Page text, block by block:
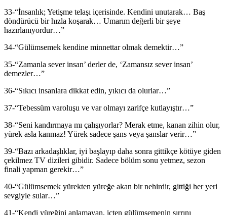
33-“İnsanlık; Yetişme telaşı içerisinde. Kendini unutarak… Baş
döndürücü bir hızla koşarak… Umarım değerli bir şeye
hazırlanıyordur…”
34-“Gülümsemek kendine minnettar olmak demektir…”
35-“Zamanla sever insan’ derler de, ‘Zamansız sever insan’
demezler…”
36-“Sıkıcı insanlara dikkat edin, yıkıcı da olurlar…”
37-“Tebessüm varoluşu ve var olmayı zarifçe kutlayıştır…”
38-“Seni kandırmaya mı çalışıyorlar? Merak etme, kanan zihin olur,
yürek asla kanmaz! Yürek sadece şans veya şanslar verir…”
39-“Bazı arkadaşlıklar, iyi başlayıp daha sonra gittikçe kötüye giden
çekilmez TV dizileri gibidir. Sadece bölüm sonu yetmez, sezon
finali yapman gerekir…”
40-“Gülümsemek yürekten yüreğe akan bir nehirdir, gittiği her yeri
sevgiyle sular…”
41-“Kendi yüreğini anlamayan, içten gülümsemenin sırrını